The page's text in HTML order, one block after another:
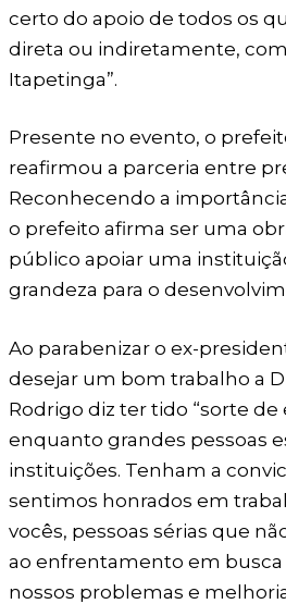
certo do apoio de todos os
direta ou indiretamente,
Itapetinga”.
Presente no evento, o
reafirmou a parceria entre
Reconhecendo a
o prefeito afirma ser uma
público apoiar uma
grandeza para o
Ao parabenizar o ex-
desejar um bom trabalho a
Rodrigo diz ter tido “sorte
enquanto grandes pessoas
instituições. Tenham a
sentimos honrados em
vocês, pessoas sérias que
ao enfrentamento em busca
nossos problemas e